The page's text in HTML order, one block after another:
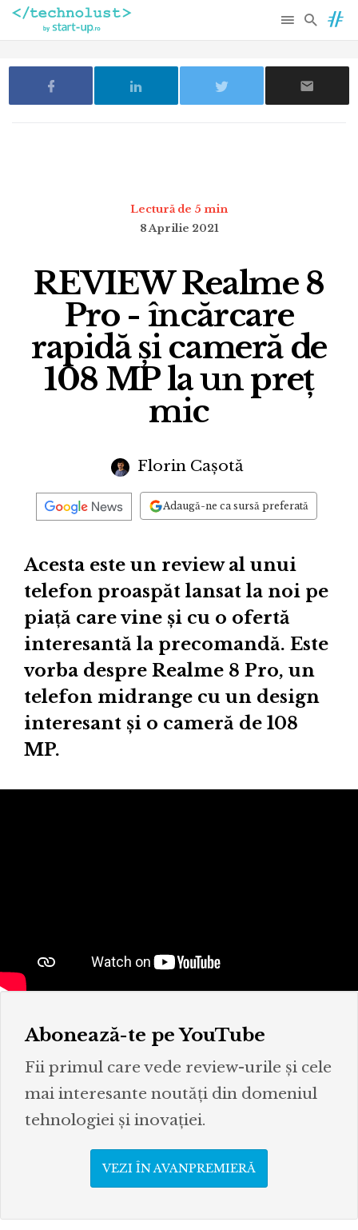
Lectură de 5 min
8 Aprilie 2021
REVIEW Realme 8
Pro - încărcare
rapidă și cameră de
108 MP la un preț
mic
Florin Cașotă
Adaugă-ne ca sursă preferată
Acesta este un review al unui
telefon proaspăt lansat la noi pe
piață care vine și cu o ofertă
interesantă la precomandă. Este
vorba despre Realme 8 Pro, un
telefon midrange cu un design
interesant și o cameră de 108
MP.
Abonează-te pe YouTube
Fii primul care vede review-urile și cele
mai interesante noutăți din domeniul
tehnologiei și inovației.
VEZI ÎN AVANPREMIERĂ